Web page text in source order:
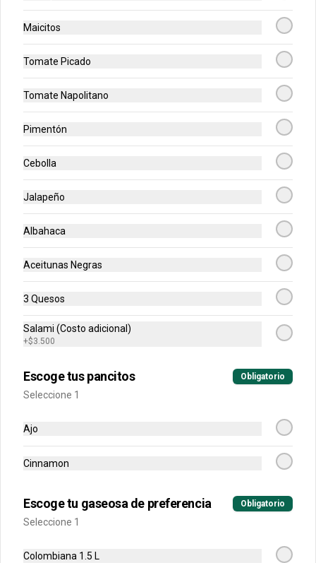
Rolls de Arequipe
Galleta Chips de Chocolate
$12.900
Bebidas
Maicitos
Tomate Picado
Tomate Napolitano
Pimentón
Cebolla
Jalapeño
Albahaca
Aceitunas Negras
3 Quesos
Salami (Costo adicional)
+$3.500
Escoge tus pancitos Obligatorio
Seleccione 1
Ajo
Cinnamon
Escoge tu gaseosa de preferencia Obligatorio
Seleccione 1
Colombiana 1.5 L